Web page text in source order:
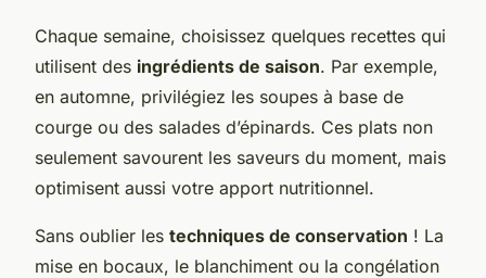
Chaque semaine, choisissez quelques recettes qui
utilisent des ingrédients de saison. Par exemple,
en automne, privilégiez les soupes à base de
courge ou des salades d’épinards. Ces plats non
seulement savourent les saveurs du moment, mais
optimisent aussi votre apport nutritionnel.
Sans oublier les techniques de conservation ! La
mise en bocaux, le blanchiment ou la congélation